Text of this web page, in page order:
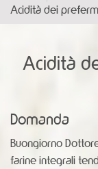
Acidità dei
Acidità
Domanda
Buongiorno
farine integrali